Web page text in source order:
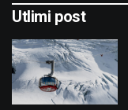
Utlimi post